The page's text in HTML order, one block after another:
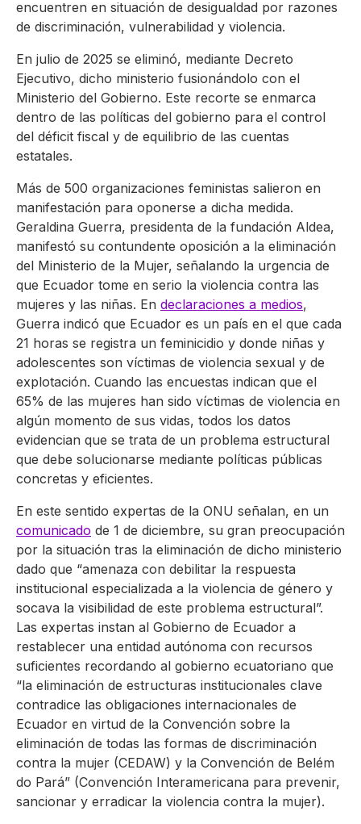
encuentren en situación de desigualdad por razones
de discriminación, vulnerabilidad y violencia.
En julio de 2025 se eliminó, mediante Decreto
Ejecutivo, dicho ministerio fusionándolo con el
Ministerio del Gobierno. Este recorte se enmarca
dentro de las políticas del gobierno para el control
del déficit fiscal y de equilibrio de las cuentas
estatales.
Más de 500 organizaciones feministas salieron en
manifestación para oponerse a dicha medida.
Geraldina Guerra, presidenta de la fundación Aldea,
manifestó su contundente oposición a la eliminación
del Ministerio de la Mujer, señalando la urgencia de
que Ecuador tome en serio la violencia contra las
mujeres y las niñas. En declaraciones a medios,
Guerra indicó que Ecuador es un país en el que cada
21 horas se registra un feminicidio y donde niñas y
adolescentes son víctimas de violencia sexual y de
explotación. Cuando las encuestas indican que el
65% de las mujeres han sido víctimas de violencia en
algún momento de sus vidas, todos los datos
evidencian que se trata de un problema estructural
que debe solucionarse mediante políticas públicas
concretas y eficientes.
En este sentido expertas de la ONU señalan, en un
comunicado de 1 de diciembre, su gran preocupación
por la situación tras la eliminación de dicho ministerio
dado que “amenaza con debilitar la respuesta
institucional especializada a la violencia de género y
socava la visibilidad de este problema estructural”.
Las expertas instan al Gobierno de Ecuador a
restablecer una entidad autónoma con recursos
suficientes recordando al gobierno ecuatoriano que
“la eliminación de estructuras institucionales clave
contradice las obligaciones internacionales de
Ecuador en virtud de la Convención sobre la
eliminación de todas las formas de discriminación
contra la mujer (CEDAW) y la Convención de Belém
do Pará” (Convención Interamericana para prevenir,
sancionar y erradicar la violencia contra la mujer).